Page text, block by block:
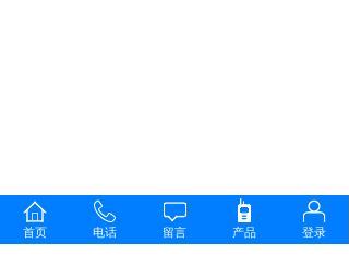
首页 电话 留言 产品 登录